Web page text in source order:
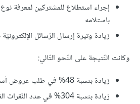
إجراء استطلاع للمشتركين لمعرفة
باستلامه
زيادة وتيرة إرسال الرّسائل
وكانت النّتيجة على النّحو التّالي:
زيادة بنسبة 48% في طلب عروض أسعار التّأمين
زيادة بنسبة 304% في عدد النّقرات الفريدة